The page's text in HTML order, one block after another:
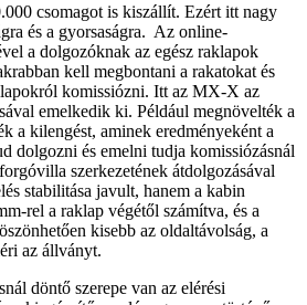
csomagot is kiszállít. Ezért itt nagy
és a gyorsaságra. Az online-
a dolgozóknak az egész raklapok
kell megbontani a rakatokat és
komissiózni. Itt az MX-X az
emelkedik ki. Például megnövelték a
a kilengést, aminek eredményeként a
dolgozni és emelni tudja komissiózásnál
szerkezetének átdolgozásával
stabilitása javult, hanem a kabin
rel a raklap végétől számítva, és a
kisebb az oldaltávolság, a
az állványt.
döntő szerepe van az elérési